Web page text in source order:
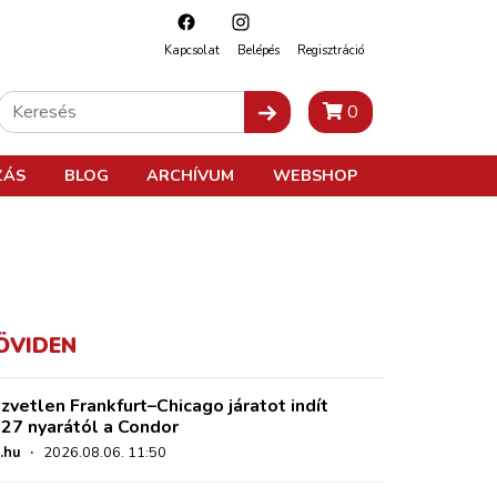
Kapcsolat Belépés Regisztráció
0
BLOG ARCHÍVUM WEBSHOP
Frankfurt–Chicago járatot indít
nyarától a Condor
· 2026.08.06. 11:50